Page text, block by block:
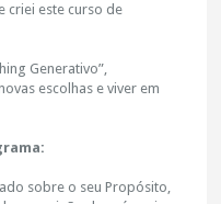
criei este curso de
Generativo”,
escolhas e viver em
sobre o seu Propósito,